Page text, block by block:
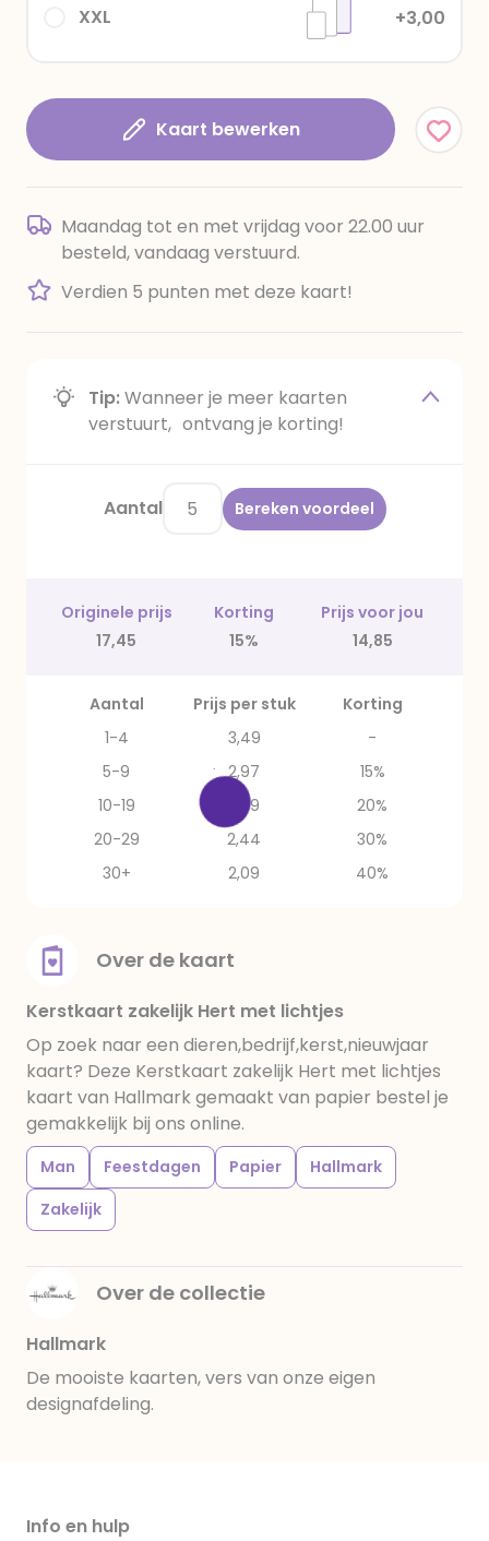
XXL +3,00
Kaart bewerken
Maandag tot en met vrijdag voor 22.00 uur
besteld, vandaag verstuurd.
Verdien 5 punten met deze kaart!
Tip:Wanneer je meer kaarten
verstuurt, ontvang je korting!
Aantal Bereken voordeel
Originele prijs Korting
Prijs voor jou
17,45
15% 14,85
Aantal Prijs per stuk
Korting
1-4
3,49
-
5-9
2,97
15%
10-19
2,79
20%
20-29
2,44
30%
30+
2,09 40%
Over de kaart
Kerstkaart zakelijk Hert met lichtjes
Op zoek naar een dieren,bedrijf,kerst,nieuwjaar
kaart? Deze Kerstkaart zakelijk Hert met lichtjes
kaart van Hallmark gemaakt van papier bestel je
gemakkelijk bij ons online.
Man Feestdagen Papier
Hallmark
Zakelijk
Over de collectie
Hallmark
De mooiste kaarten, vers van onze eigen
designafdeling.
Info en hulp